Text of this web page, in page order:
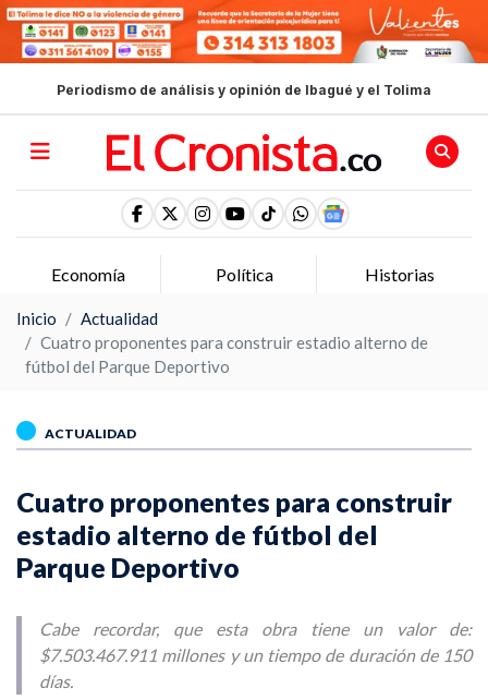
Periodismo de análisis y opinión de Ibagué y el Tolima
Economía Política Historias
Inicio
Actualidad
Cuatro proponentes para construir estadio alterno de
fútbol del Parque Deportivo
ACTUALIDAD
Cuatro proponentes para construir
estadio alterno de fútbol del
Parque Deportivo
Cabe recordar, que esta obra tiene un valor de:
$7.503.467.911 millones y un tiempo de duración de 150
días.